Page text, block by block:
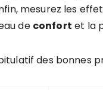
mesurez les
de confort et la
des bonnes